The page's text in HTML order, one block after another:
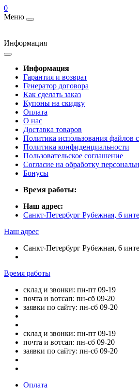
0
Меню
Информация
Информация
Гарантия и возврат
Генератор договора
Как сделать заказ
Купоны на скидку
Оплата
О нас
Доставка товаров
Политика использования файлов
Политика конфиденциальности
Пользовательское соглашение
Согласие на обработку
Бонусы
Время работы:
Наш адрес:
Санкт-Петербург Рубежная, 6
Наш адрес
Санкт-Петербург Рубежная, 6
Время работы
склад и звонки: пн-пт 09-19
почта и вотсап: пн-сб 09-20
заявки по сайту: пн-сб 09-20
склад и звонки: пн-пт 09-19
почта и вотсап: пн-сб 09-20
заявки по сайту: пн-сб 09-20
Оплата